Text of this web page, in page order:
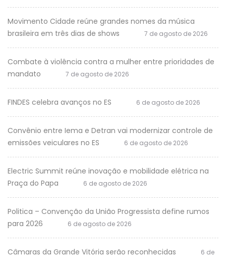
Movimento Cidade reúne grandes nomes da música
brasileira em três dias de shows
7 de agosto de 2026
Combate à violência contra a mulher entre prioridades de
mandato
7 de agosto de 2026
FINDES celebra avanços no ES 6 de agosto de 2026
Convênio entre Iema e Detran vai modernizar controle de
emissões veiculares no ES
6 de agosto de 2026
Electric Summit reúne inovação e mobilidade elétrica na
Praça do Papa
6 de agosto de 2026
Politica – Convenção da União Progressista define rumos
para 2026
6 de agosto de 2026
Câmaras da Grande Vitória serão reconhecidas
6 de